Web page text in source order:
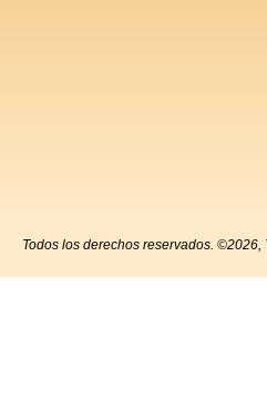
Todos los derechos reservados. ©2026,